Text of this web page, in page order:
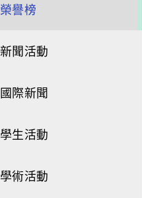
榮譽榜
新聞活動
國際新聞
學生活動
學術活動